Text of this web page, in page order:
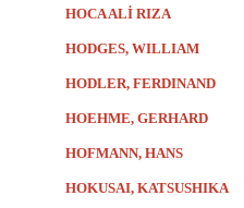
HOCA ALİ RIZA
HODGES, WILLIAM
HODLER, FERDINAND
HOEHME, GERHARD
HOFMANN, HANS
HOKUSAI, KATSUSHIKA